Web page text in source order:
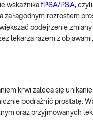
wskaźnika fPSA/PSA,
za łagodnym rozrostem
podejrzenie zmiany
lekarza razem z
krwi zaleca się unikanie
podrażnić prostatę.
oraz przyjmowanych